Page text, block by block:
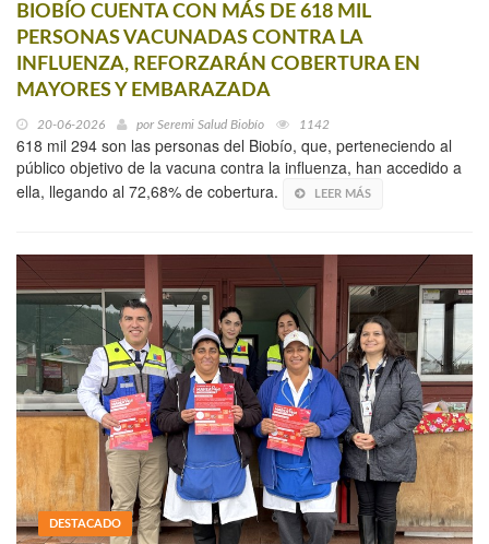
BIOBÍO CUENTA CON MÁS DE 618 MIL
PERSONAS VACUNADAS CONTRA LA
INFLUENZA, REFORZARÁN COBERTURA EN
MAYORES Y EMBARAZADA
20-06-2026 por Seremi Salud Biobío 1142
618 mil 294 son las personas del Biobío, que, perteneciendo al
público objetivo de la vacuna contra la influenza, han accedido a
ella, llegando al 72,68% de cobertura.
LEER MÁS
DESTACADO